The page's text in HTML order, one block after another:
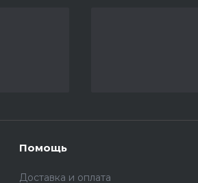
Помощь
Доставка и оплата